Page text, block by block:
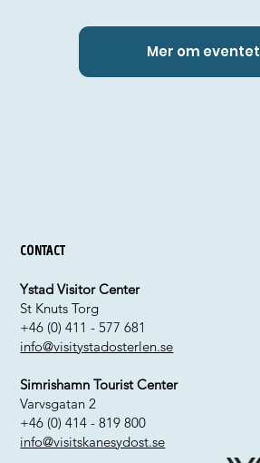
Mer om eventet
Contact
Ystad Visitor Center
St Knuts Torg
+46 (0) 411 - 577 681
info@visitystadosterlen.se
Simrishamn Tourist Center
Varvsgatan 2
+46 (0) 414 - 819 800
info@visitskanesydost.se